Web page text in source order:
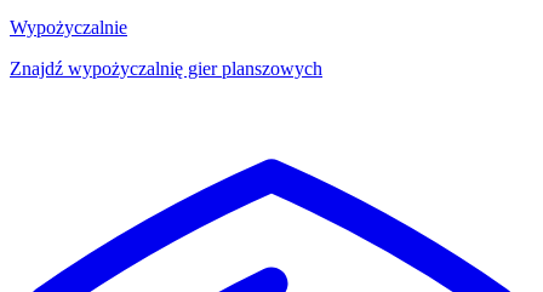
Wypożyczalnie
Znajdź wypożyczalnię gier planszowych